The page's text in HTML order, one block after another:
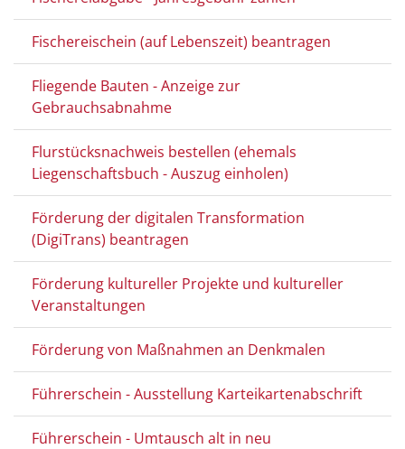
Fischereischein (auf Lebenszeit) beantragen
Fliegende Bauten - Anzeige zur
Gebrauchsabnahme
Flurstücksnachweis bestellen (ehemals
Liegenschaftsbuch - Auszug einholen)
Förderung der digitalen Transformation
(DigiTrans) beantragen
Förderung kultureller Projekte und kultureller
Veranstaltungen
Förderung von Maßnahmen an Denkmalen
Führerschein - Ausstellung Karteikartenabschrift
Führerschein - Umtausch alt in neu